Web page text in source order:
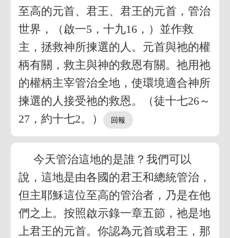
至高的元首、君王、君王的元首，管治
世界，（啟一5，十九16，）並作救
主，拯救神所揀選的人。元首與祂的權
柄有關，救主與神的救恩有關。祂用祂
的權柄主宰管治全地，使環境適合神所
揀選的人接受祂的救恩。（徒十七26～
27，約十七2。）
今天管治這地的是誰？我們可以
說，這地是由各國的君王和總統管治，
但主耶穌這位至高的管治者，乃是在他
們之上。按照啟示錄一章五節，祂是地
上君王的元首。你認為元首或君王，那